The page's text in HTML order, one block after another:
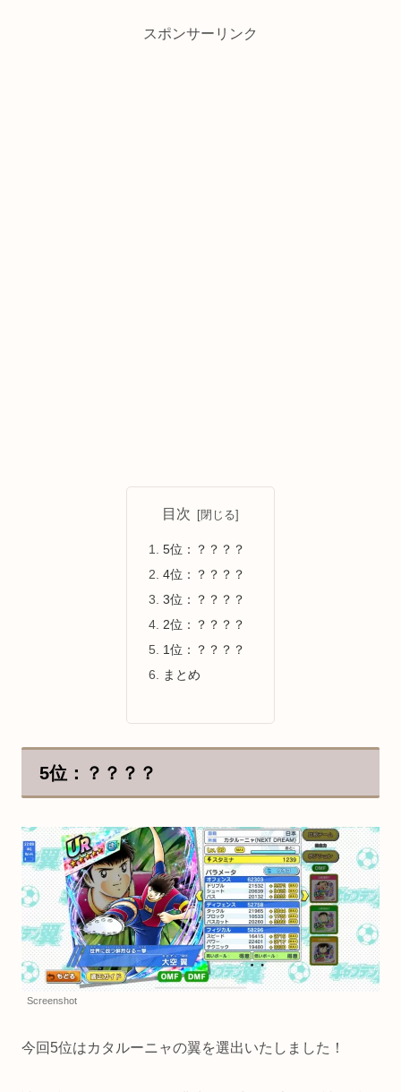
スポンサーリンク
目次
5位：？？？？
4位：？？？？
3位：？？？？
2位：？？？？
1位：？？？？
まとめ
5位：？？？？
Screenshot
今回5位はカタルーニャの翼を選出いたしました！